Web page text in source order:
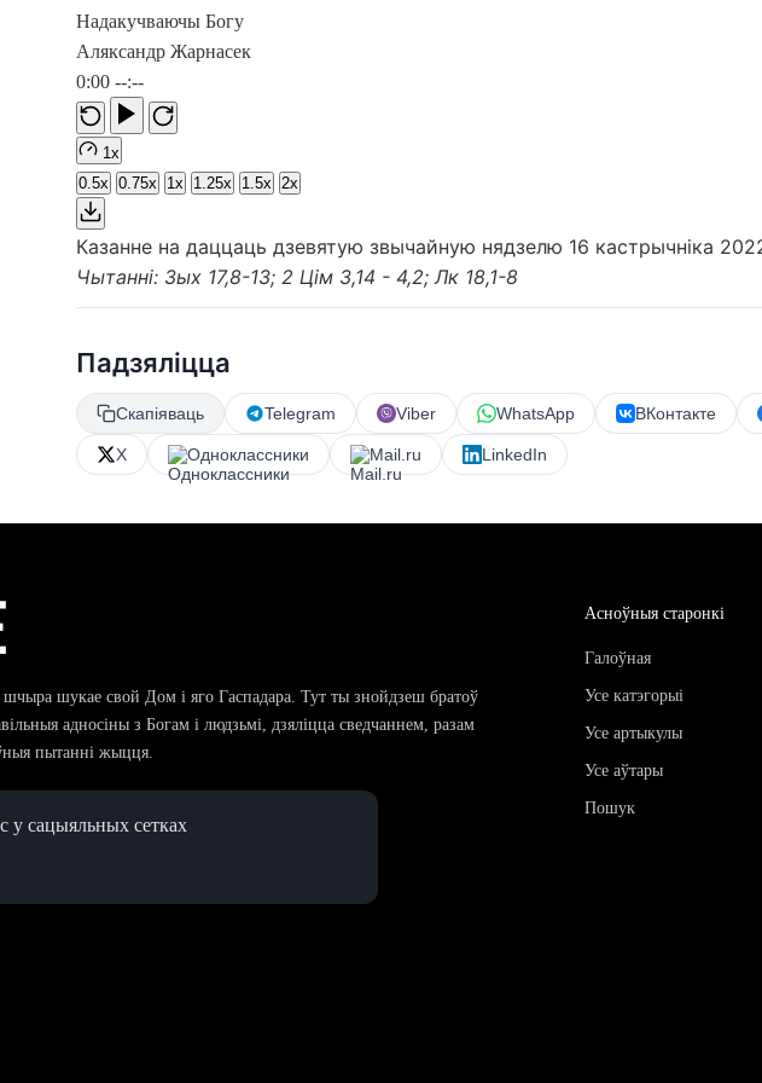
Надакучваючы Богу
Аляксандр Жарнасек
0:00 --:--
1x
0.5x 0.75x 1x 1.25x 1.5x 2x
Казанне на даццаць дзевятую звычайную нядзелю 16 кастрычніка
Чытанні: Зых 17,8-13; 2 Цім 3,14 - 4,2; Лк 18,1-8
Падзяліцца
Скапіяваць Telegram Viber WhatsApp ВКонтакте
X Одноклассники Mail.ru LinkedIn
шчыра шукае свой Дом і яго Гаспадара. Тут ты знойдзеш братоў
адносіны з Богам і людзьмі, дзяліцца сведчаннем, разам
пытанні жыцця.
у сацыяльных сетках
Асноўныя старонкі
Галоўная
Усе катэгорыі
Усе артыкулы
Усе аўтары
Пошук